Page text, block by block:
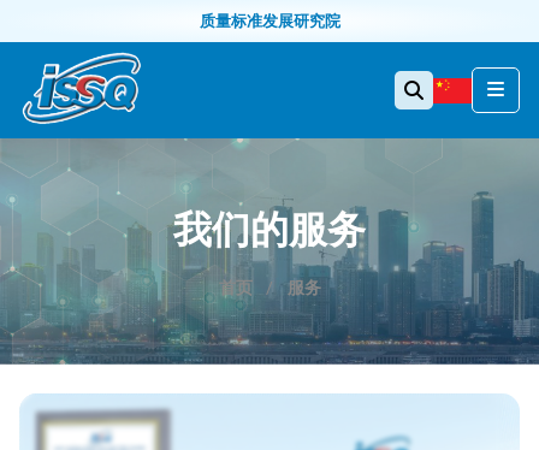
质量标准发展研究院
我们的服务
首页 服务